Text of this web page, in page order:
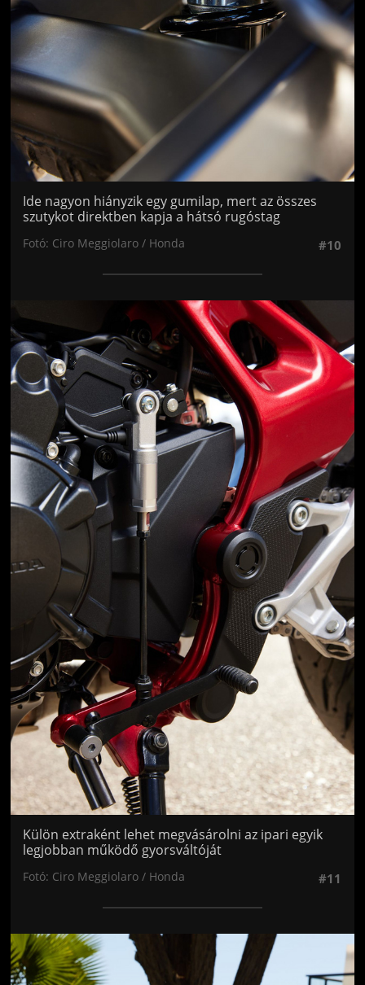
Ide nagyon hiányzik egy gumilap, mert az összes
szutykot direktben kapja a hátsó rugóstag
Fotó: Ciro Meggiolaro / Honda #10
Jön még kép!
Külön extraként lehet megvásárolni az ipari egyik
legjobban működő gyorsváltóját
Fotó: Ciro Meggiolaro / Honda #11
Jön még kép!